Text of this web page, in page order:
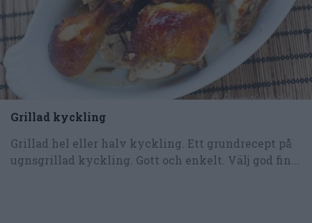
Grillad kyckling
Grillad hel eller halv kyckling. Ett grundrecept på
ugnsgrillad kyckling. Gott och enkelt. Välj god fin...